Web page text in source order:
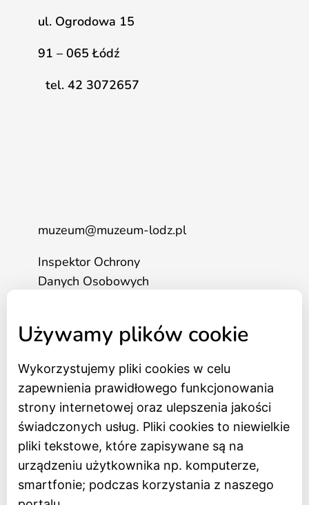
ul. Ogrodowa 15
91 – 065 Łódź
tel. 42 3072657
muzeum@muzeum-lodz.pl
Inspektor Ochrony
Danych Osobowych
Strona główna
Bilety online
BIP
Oceń Muzeum
Newsletter
Używamy plików cookie
Wykorzystujemy pliki cookies w celu
zapewnienia prawidłowego funkcjonowania
strony internetowej oraz ulepszenia jakości
świadczonych usług. Pliki cookies to niewielkie
pliki tekstowe, które zapisywane są na
urządzeniu użytkownika np. komputerze,
smartfonie; podczas korzystania z naszego